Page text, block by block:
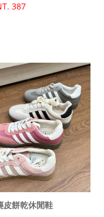
387
皮餅乾休閒鞋